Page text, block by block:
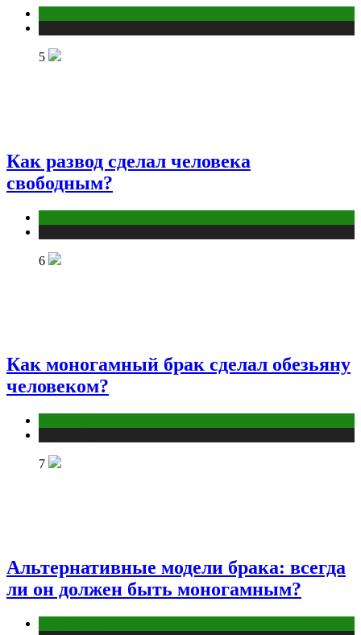
5
Как развод сделал человека
свободным?
6
Как моногамный брак сделал обезьяну
человеком?
7
Альтернативные модели брака: всегда
ли он должен быть моногамным?